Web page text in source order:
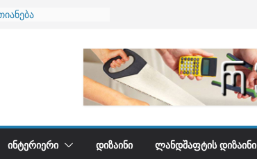
და დედამიწის
ᲘᲜᲢᲔᲠᲘᲔᲠᲘ ᲓᲘᲖᲐᲘᲜᲘ ᲚᲐᲜᲓᲨᲐᲤᲢᲘᲡ ᲓᲘᲖᲐᲘᲜᲘ